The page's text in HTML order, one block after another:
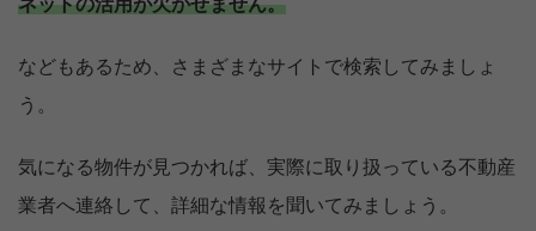
ネットの活用が欠かせません。
などもあるため、さまざまなサイトで検索してみましょ
う。
気になる物件が見つかれば、実際に取り扱っている不動産
業者へ連絡して、詳細な情報を聞いてみましょう。